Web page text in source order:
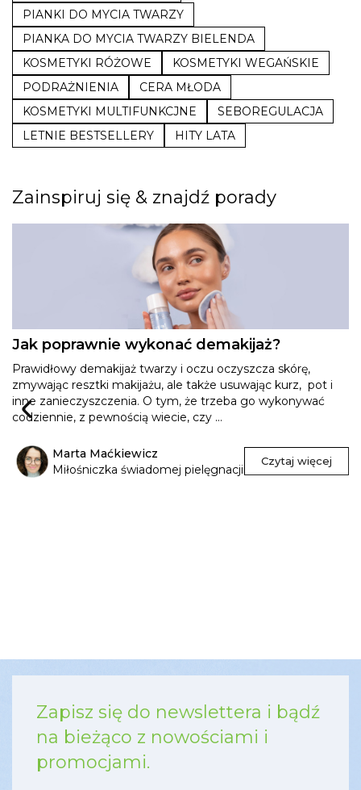
PIANKI DO MYCIA TWARZY
PIANKA DO MYCIA TWARZY BIELENDA
KOSMETYKI RÓŻOWE
KOSMETYKI WEGAŃSKIE
PODRAŻNIENIA
CERA MŁODA
KOSMETYKI MULTIFUNKCJNE
SEBOREGULACJA
LETNIE BESTSELLERY
HITY LATA
Zainspiruj się & znajdź porady
Jak poprawnie wykonać demakijaż?
Prawidłowy demakijaż twarzy i oczu oczyszcza skórę,
zmywając resztki makijażu, ale także usuwając kurz, pot i
inne zanieczyszczenia. O tym, że trzeba go wykonywać
codziennie, z pewnością wiecie, czy ...
Marta Maćkiewicz
Miłośniczka świadomej pielęgnacji
Czytaj więcej
Zapisz się do newslettera i bądź
na bieżąco z nowościami i
promocjami.